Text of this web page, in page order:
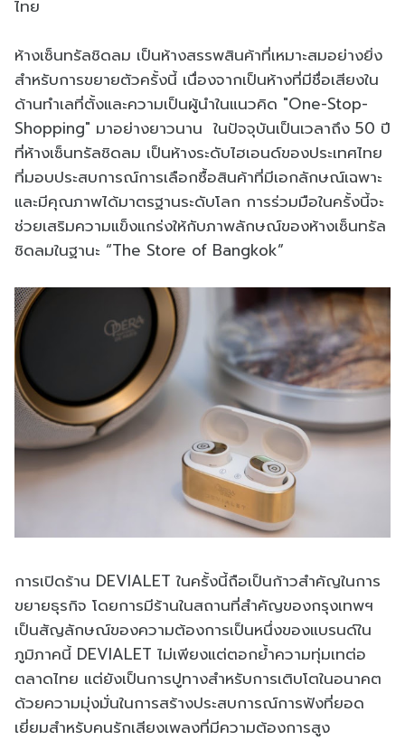
ไทย
ห้างเซ็นทรัลชิดลม เป็นห้างสรรพสินค้าที่เหมาะสมอย่างยิ่ง
สำหรับการขยายตัวครั้งนี้ เนื่องจากเป็นห้างที่มีชื่อเสียงใน
ด้านทำเลที่ตั้งและความเป็นผู้นำในแนวคิด "One-Stop-
Shopping" มาอย่างยาวนาน ในปัจจุบันเป็นเวลาถึง 50 ปี
ที่ห้างเซ็นทรัลชิดลม เป็นห้างระดับไฮเอนด์ของประเทศไทย
ที่มอบประสบการณ์การเลือกซื้อสินค้าที่มีเอกลักษณ์เฉพาะ
และมีคุณภาพได้มาตรฐานระดับโลก การร่วมมือในครั้งนี้จะ
ช่วยเสริมความแข็งแกร่งให้กับภาพลักษณ์ของห้างเซ็นทรัล
ชิดลมในฐานะ “The Store of Bangkok”
การเปิดร้าน DEVIALET ในครั้งนี้ถือเป็นก้าวสำคัญในการ
ขยายธุรกิจ โดยการมีร้านในสถานที่สำคัญของกรุงเทพฯ
เป็นสัญลักษณ์ของความต้องการเป็นหนึ่งของแบรนด์ใน
ภูมิภาคนี้ DEVIALET ไม่เพียงแต่ตอกย้ำความทุ่มเทต่อ
ตลาดไทย แต่ยังเป็นการปูทางสำหรับการเติบโตในอนาคต
ด้วยความมุ่งมั่นในการสร้างประสบการณ์การฟังที่ยอด
เยี่ยมสำหรับคนรักเสียงเพลงที่มีความต้องการสูง